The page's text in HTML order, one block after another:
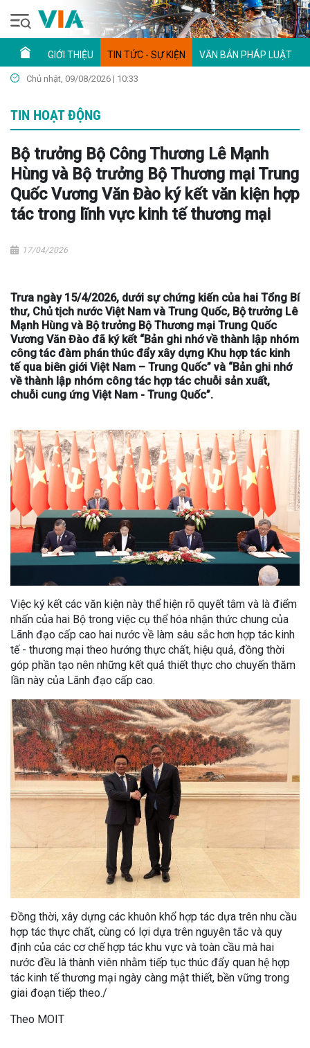
GIỚI THIỆU TIN TỨC - SỰ KIỆN VĂN BẢN PHÁP LUẬT
Chủ nhật, 09/08/2026 | 10:33
TIN HOẠT ĐỘNG
Bộ trưởng Bộ Công Thương Lê Mạnh
Hùng và Bộ trưởng Bộ Thương mại Trung
Quốc Vương Văn Đào ký kết văn kiện hợp
tác trong lĩnh vực kinh tế thương mại
17/04/2026
Trưa ngày 15/4/2026, dưới sự chứng kiến của hai Tổng Bí
thư, Chủ tịch nước Việt Nam và Trung Quốc, Bộ trưởng Lê
Mạnh Hùng và Bộ trưởng Bộ Thương mại Trung Quốc
Vương Văn Đào đã ký kết “Bản ghi nhớ về thành lập nhóm
công tác đàm phán thúc đẩy xây dựng Khu hợp tác kinh
tế qua biên giới Việt Nam – Trung Quốc” và “Bản ghi nhớ
về thành lập nhóm công tác hợp tác chuỗi sản xuất,
chuỗi cung ứng Việt Nam - Trung Quốc”.
Việc ký kết các văn kiện này thể hiện rõ quyết tâm và là điểm
nhấn của hai Bộ trong việc cụ thể hóa nhận thức chung của
Lãnh đạo cấp cao hai nước về làm sâu sắc hơn hợp tác kinh
tế - thương mại theo hướng thực chất, hiệu quả, đồng thời
góp phần tạo nên những kết quả thiết thực cho chuyến thăm
lần này của Lãnh đạo cấp cao.
Đồng thời, xây dựng các khuôn khổ hợp tác dựa trên nhu cầu
hợp tác thực chất, cùng có lợi dựa trên nguyên tắc và quy
định của các cơ chế hợp tác khu vực và toàn cầu mà hai
nước đều là thành viên nhằm tiếp tục thúc đẩy quan hệ hợp
tác kinh tế thương mại ngày càng mật thiết, bền vững trong
giai đoạn tiếp theo./
Theo MOIT